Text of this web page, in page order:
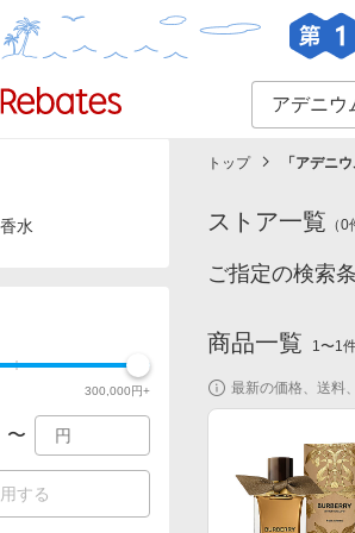
イベント一覧
水
300,000円+
〜
する
トップ 「 アデニ
ストア一覧 （0
ご指定の検索
商品一覧 1〜1
最新の価格、送料